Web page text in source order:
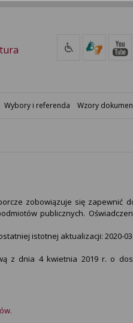
Wybory i referenda Wzory
zobowiązuje się zapewnić
publicznych.
istotnej aktualizacji: 2020-
z dnia 4 kwietnia 2019 r. o